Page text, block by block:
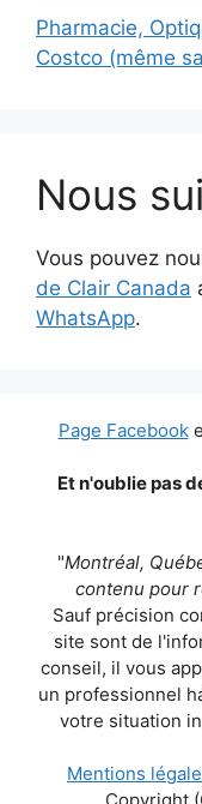
Pharmacie,
Costco (même
Nous
Vous pouvez
de Clair Canada
WhatsApp.
Page Facebook
Et n'oublie pas
"Montréal,
contenu pour
Sauf précision
site sont de
conseil, il vous
un professionnel
votre situation
Mentions
Copyright